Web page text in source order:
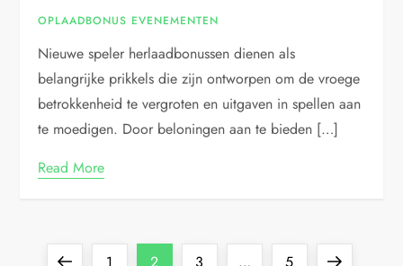
OPLAADBONUS EVENEMENTEN
Nieuwe speler herlaadbonussen dienen als
belangrijke prikkels die zijn ontworpen om de vroege
betrokkenheid te vergroten en uitgaven in spellen aan
te moedigen. Door beloningen aan te bieden […]
Read More
PreviousPage
1 Page
2 Page
3 … Page
5
Next